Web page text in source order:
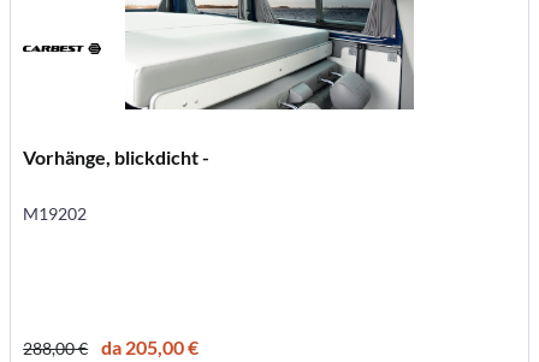
Vorhänge, blickdicht -
M19202
288,00 € da 205,00 €